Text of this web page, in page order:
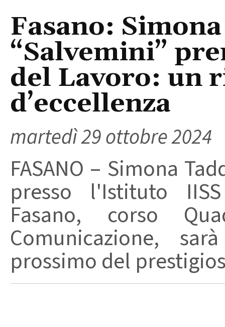
Fasano:
“Salvemini”
del Lavoro: un
d’eccellenza
martedì 29 ottobre 2024
FASANO – Simona
presso l'Istituto
Fasano, corso
Comunicazione,
prossimo del